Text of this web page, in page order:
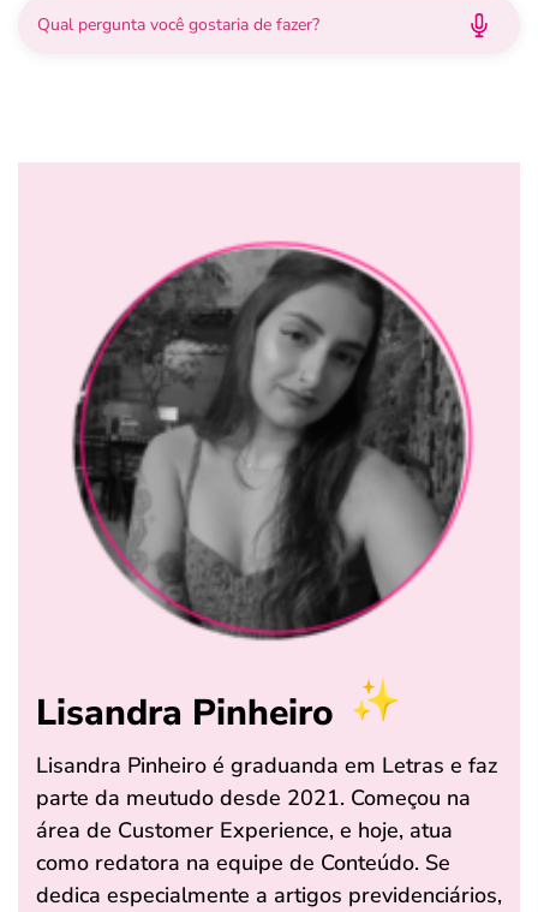
Lisandra Pinheiro
Lisandra Pinheiro é graduanda em Letras e faz
parte da meutudo desde 2021. Começou na
área de Customer Experience, e hoje, atua
como redatora na equipe de Conteúdo. Se
dedica especialmente a artigos previdenciários,